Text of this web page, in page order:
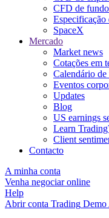
CFD de
Especificação
SpaceX
Mercado
Market news
Cotações em
Calendário
Eventos
Updates
Blog
US earnings
Learn
Client
Contacto
A minha conta
Venha negociar online
Help
Abrir conta Trading Demo